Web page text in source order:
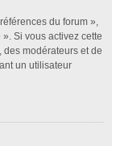
du forum »,
Si vous activez cette
modérateurs et de
un utilisateur